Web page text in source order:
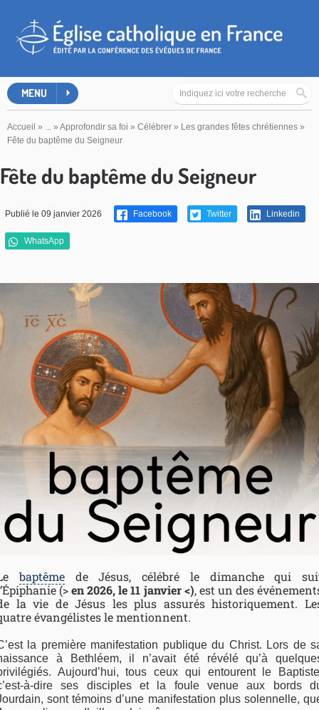
MENU
Accueil » ... » Approfondir sa foi » Célébrer » Les grandes fêtes chrétiennes »
Fête du baptême du Seigneur
Fête du baptême du Seigneur
Publié le 09 janvier 2026 Facebook Twitter Linkedin
WhatsApp
baptêmede Jésus, célébré le dimanche qui
(>en 2026, le 11 janvier <), est un des
la vie de Jésus les plus assurés historiquement.
évangélistes le mentionnent.
la première manifestation publique du Christ. Lors de
à Bethléem, il n’avait été révélé qu’à
Aujourd’hui, tous ceux qui entourent le
à-dire ses disciples et la foule venue aux bords
sont témoins d’une manifestation plus solennelle,